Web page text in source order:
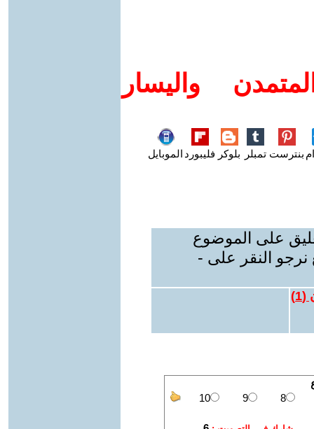
واليسار
بنترست تمبلر بلوكر فليبورد الموبايل
على الموضوع
نرجو النقر على -
(
1
)